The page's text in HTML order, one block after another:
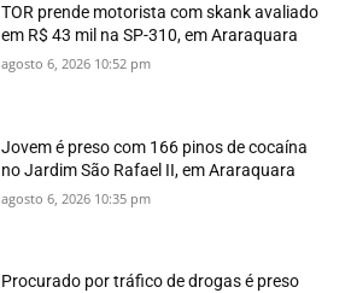
TOR prende motorista com skank avaliado
em R$ 43 mil na SP-310, em Araraquara
agosto 6, 2026 10:52 pm
Jovem é preso com 166 pinos de cocaína
no Jardim São Rafael II, em Araraquara
agosto 6, 2026 10:35 pm
Procurado por tráfico de drogas é preso